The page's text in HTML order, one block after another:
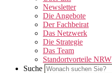
Newsletter
Die Angebote
Der Fachbeirat
Das Netzwerk
Die Strategie
Das Team
Standortvorteile NRW
Suche